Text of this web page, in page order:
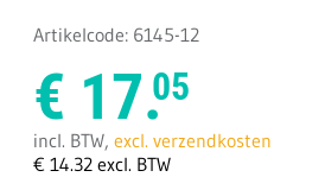
Artikelcode: 6145-12
€ 17.05
incl. BTW, excl. verzendkosten
€ 14.32excl. BTW